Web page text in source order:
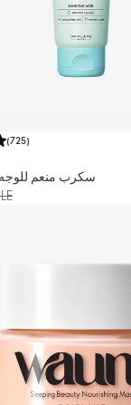
(725)
سكرب منعم